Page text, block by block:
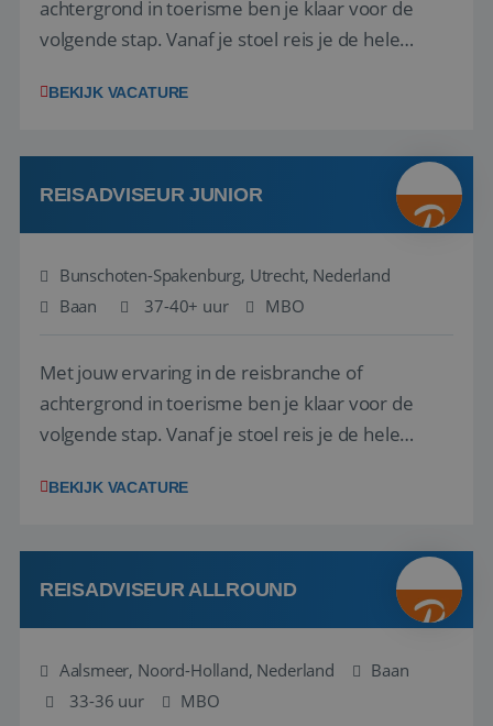
achtergrond in toerisme ben je klaar voor de
volgende stap. Vanaf je stoel reis je de hele
wensen van je team, je klant en wat er in de
klanten te overtuigen om die droomreis te
boeken! ...
BEKIJK VACATURE
REISADVISEUR JUNIOR
Bunschoten-Spakenburg, Utrecht, Nederland
Baan
37-40+ uur MBO
Met jouw ervaring in de reisbranche of
achtergrond in toerisme ben je klaar voor de
volgende stap. Vanaf je stoel reis je de hele
wensen van je team, je klant en wat er in de
klanten te overtuigen om die droomreis te
boeken! ...
BEKIJK VACATURE
REISADVISEUR ALLROUND
Aalsmeer, Noord-Holland, Nederland
Baan
33-36 uur
MBO